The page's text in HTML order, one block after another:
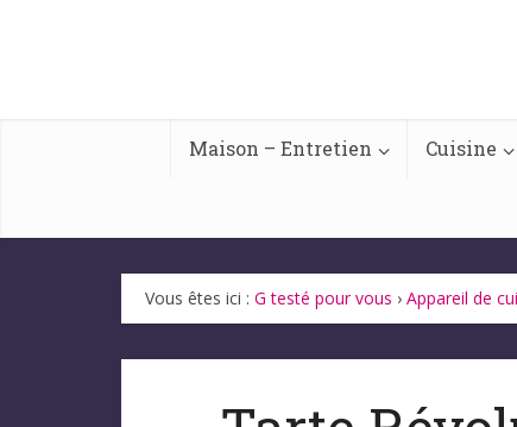
Maison – Entretien Cuisine
Vous êtes ici : G testé pour vous › Appareil de